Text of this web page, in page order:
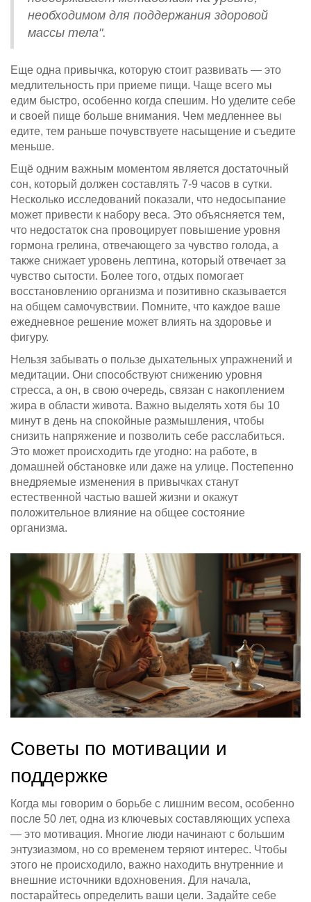
необходимом для поддержания здоровой
массы тела".
Еще одна привычка, которую стоит развивать — это
медлительность при приеме пищи. Чаще всего мы
едим быстро, особенно когда спешим. Но уделите себе
и своей пище больше внимания. Чем медленнее вы
едите, тем раньше почувствуете насыщение и съедите
меньше.
Ещё одним важным моментом является достаточный
сон, который должен составлять 7-9 часов в сутки.
Несколько исследований показали, что недосыпание
может привести к набору веса. Это объясняется тем,
что недостаток сна провоцирует повышение уровня
гормона грелина, отвечающего за чувство голода, а
также снижает уровень лептина, который отвечает за
чувство сытости. Более того, отдых помогает
восстановлению организма и позитивно сказывается
на общем самочувствии. Помните, что каждое ваше
ежедневное решение может влиять на здоровье и
фигуру.
Нельзя забывать о пользе дыхательных упражнений и
медитации. Они способствуют снижению уровня
стресса, а он, в свою очередь, связан с накоплением
жира в области живота. Важно выделять хотя бы 10
минут в день на спокойные размышления, чтобы
снизить напряжение и позволить себе расслабиться.
Это может происходить где угодно: на работе, в
домашней обстановке или даже на улице. Постепенно
внедряемые изменения в привычках станут
естественной частью вашей жизни и окажут
положительное влияние на общее состояние
организма.
Советы по мотивации и
поддержке
Когда мы говорим о борьбе с лишним весом, особенно
после 50 лет, одна из ключевых составляющих успеха
— это мотивация. Многие люди начинают с большим
энтузиазмом, но со временем теряют интерес. Чтобы
этого не происходило, важно находить внутренние и
внешние источники вдохновения. Для начала,
постарайтесь определить ваши цели. Задайте себе